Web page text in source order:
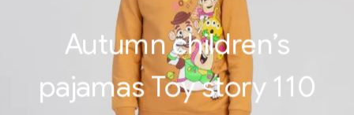
Autumn children’s
pajamas Toy story 110